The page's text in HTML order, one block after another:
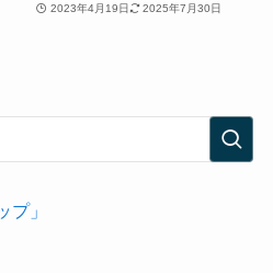
2023年4月19日 2025年7月30日
プ」